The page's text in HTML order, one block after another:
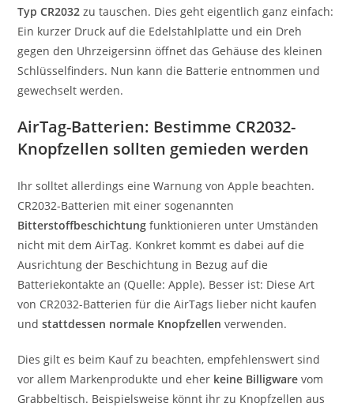
Typ CR2032 zu tauschen. Dies geht eigentlich ganz einfach:
Ein kurzer Druck auf die Edelstahlplatte und ein Dreh
gegen den Uhrzeigersinn öffnet das Gehäuse des kleinen
Schlüsselfinders. Nun kann die Batterie entnommen und
gewechselt werden.
AirTag-Batterien: Bestimme CR2032-
Knopfzellen sollten gemieden werden
Ihr solltet allerdings eine Warnung von Apple beachten.
CR2032-Batterien mit einer sogenannten
Bitterstoffbeschichtung funktionieren unter Umständen
nicht mit dem AirTag. Konkret kommt es dabei auf die
Ausrichtung der Beschichtung in Bezug auf die
Batteriekontakte an (Quelle: Apple). Besser ist: Diese Art
von CR2032-Batterien für die AirTags lieber nicht kaufen
undstattdessen normale Knopfzellen verwenden.
Dies gilt es beim Kauf zu beachten, empfehlenswert sind
vor allem Markenprodukte und eher keine Billigware vom
Grabbeltisch. Beispielsweise könnt ihr zu Knopfzellen aus